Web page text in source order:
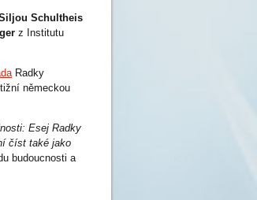
Schultheis
z Institutu
Radky
německou
Esej Radky
číst také jako
budoucnosti a